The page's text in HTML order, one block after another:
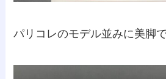
パリコレのモデル並みに美脚